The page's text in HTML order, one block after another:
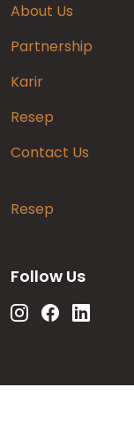
About Us
Partnership
Karir
Resep
Contact Us
Resep
Follow Us